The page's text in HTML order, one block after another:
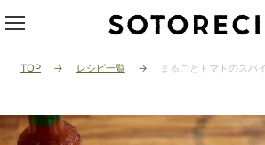
TOP レシピ一覧 まるごとトマトのスパ